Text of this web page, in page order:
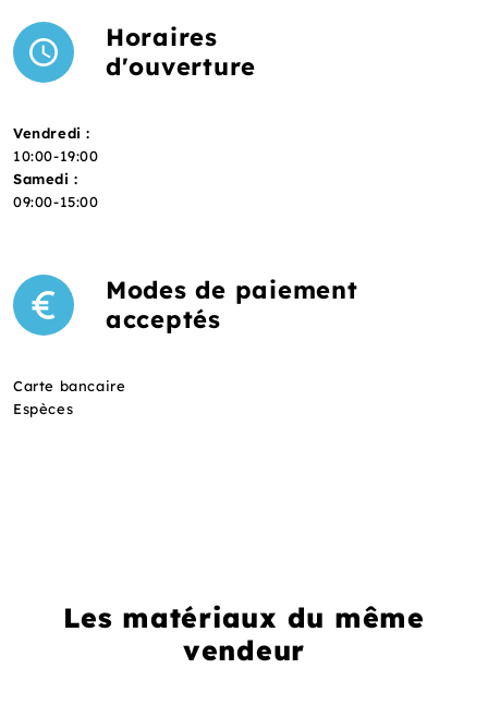
Horaires
d'ouverture
Vendredi :
10:00-19:00
Samedi :
09:00-15:00
Modes de paiement
acceptés
Carte bancaire
Espèces
Les matériaux du même
vendeur